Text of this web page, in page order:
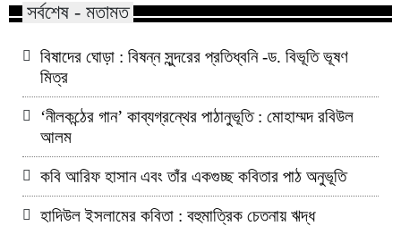
সর্বশেষ - মতামত
বিষাদের ঘোড়া : বিষন্ন সুন্দরের প্রতিধ্বনি -ড. বিভূতি ভূষণ
মিত্র
‘নীলকন্ঠের গান’ কাব্যগ্রন্থের পাঠানুভূতি : মোহাম্মদ রবিউল
আলম
কবি আরিফ হাসান এবং তাঁর একগুচ্ছ কবিতার পাঠ অনুভূতি
হাদিউল ইসলামের কবিতা : বহুমাত্রিক চেতনায় ঋদ্ধ